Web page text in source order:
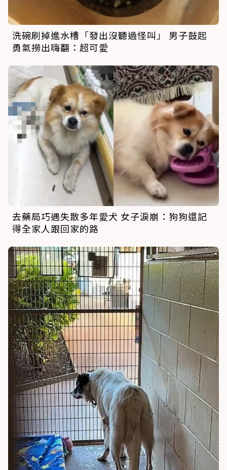
洗碗刷掉進水槽「發出沒聽過怪叫」 男子鼓起
勇氣撈出嗨翻：超可愛
去藥局巧遇失散多年愛犬 女子淚崩：狗狗還記
得全家人跟回家的路